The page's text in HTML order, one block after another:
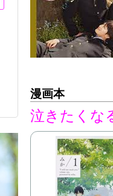
漫画本
泣きたくな